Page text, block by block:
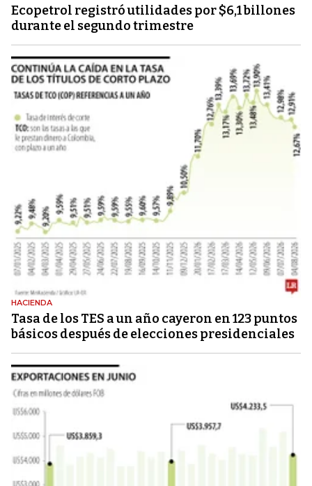
Ecopetrol registró utilidades por $6,1 billones
durante el segundo trimestre
HACIENDA
Tasa de los TES a un año cayeron en 123 puntos
básicos después de elecciones presidenciales